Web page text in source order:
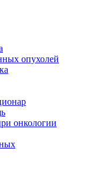
опухолей
онкологии